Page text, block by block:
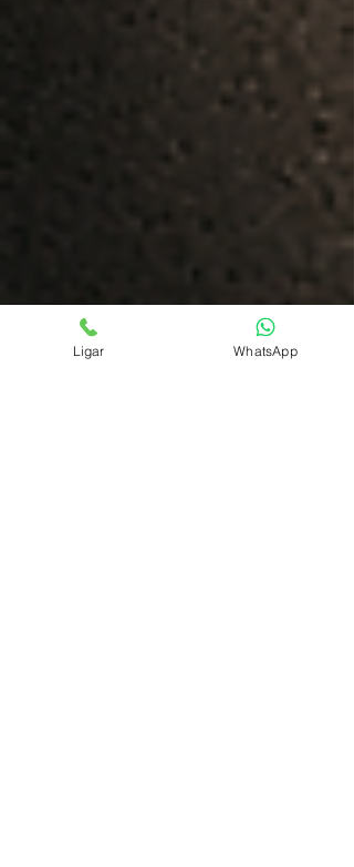
Ligar WhatsApp